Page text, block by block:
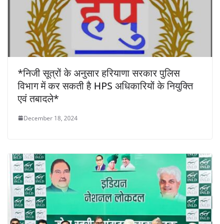
*निजी सूत्रों के अनुसार हरियाणा सरकार पुलिस
विभाग में कर सकती है HPS अधिकारियों के नियुक्ति
एवं तबादले*
December 18, 2024